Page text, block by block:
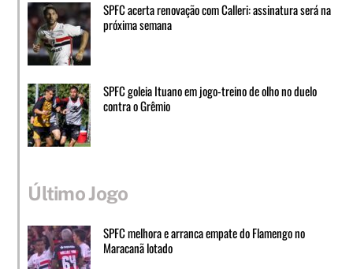
SPFC acerta renovação com Calleri: assinatura será na
próxima semana
SPFC goleia Ituano em jogo-treino de olho no duelo
contra o Grêmio
Último Jogo
SPFC melhora e arranca empate do Flamengo no
Maracanã lotado